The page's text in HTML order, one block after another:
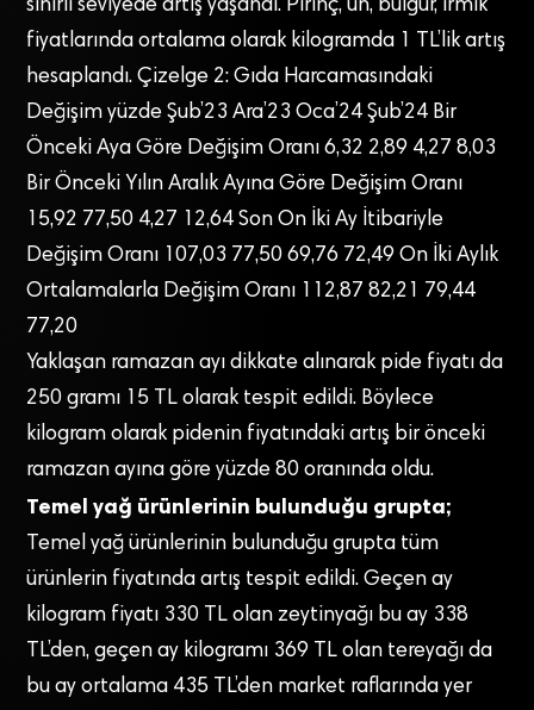
sınırlı seviyede artış yaşandı. Pirinç, un, bulgur, irmik
fiyatlarında ortalama olarak kilogramda 1 TL’lik artış
hesaplandı. Çizelge 2: Gıda Harcamasındaki
Değişim yüzde Şub’23 Ara’23 Oca’24 Şub’24 Bir
Önceki Aya Göre Değişim Oranı 6,32 2,89 4,27 8,03
Bir Önceki Yılın Aralık Ayına Göre Değişim Oranı
15,92 77,50 4,27 12,64 Son On İki Ay İtibariyle
Değişim Oranı 107,03 77,50 69,76 72,49 On İki Aylık
Ortalamalarla Değişim Oranı 112,87 82,21 79,44
77,20
Yaklaşan ramazan ayı dikkate alınarak pide fiyatı da
250 gramı 15 TL olarak tespit edildi. Böylece
kilogram olarak pidenin fiyatındaki artış bir önceki
ramazan ayına göre yüzde 80 oranında oldu.
Temel yağ ürünlerinin bulunduğu grupta;
Temel yağ ürünlerinin bulunduğu grupta tüm
ürünlerin fiyatında artış tespit edildi. Geçen ay
kilogram fiyatı 330 TL olan zeytinyağı bu ay 338
TL’den, geçen ay kilogramı 369 TL olan tereyağı da
bu ay ortalama 435 TL’den market raflarında yer